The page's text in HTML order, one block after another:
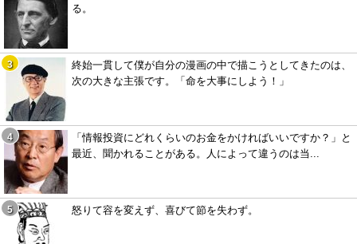
る。
終始一貫して僕が自分の漫画の中で描こうとしてきたのは、
次の大きな主張です。「命を大事にしよう！」
「情報投資にどれくらいのお金をかければいいですか？」と
最近、聞かれることがある。人によって違うのは当...
怒りて容を変えず、喜びて節を失わず。